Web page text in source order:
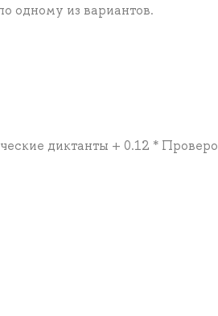
одному из вариантов.
диктанты + 0.12 *